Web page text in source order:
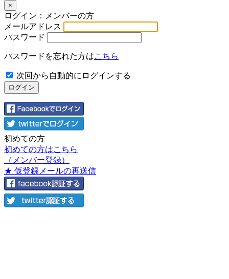
×
ログイン：メンバーの方
メールアドレス
パスワード
パスワードを忘れた方はこちら
次回から自動的にログインする
初めての方
初めての方はこちら
（メンバー登録）
★ 仮登録メールの再送信